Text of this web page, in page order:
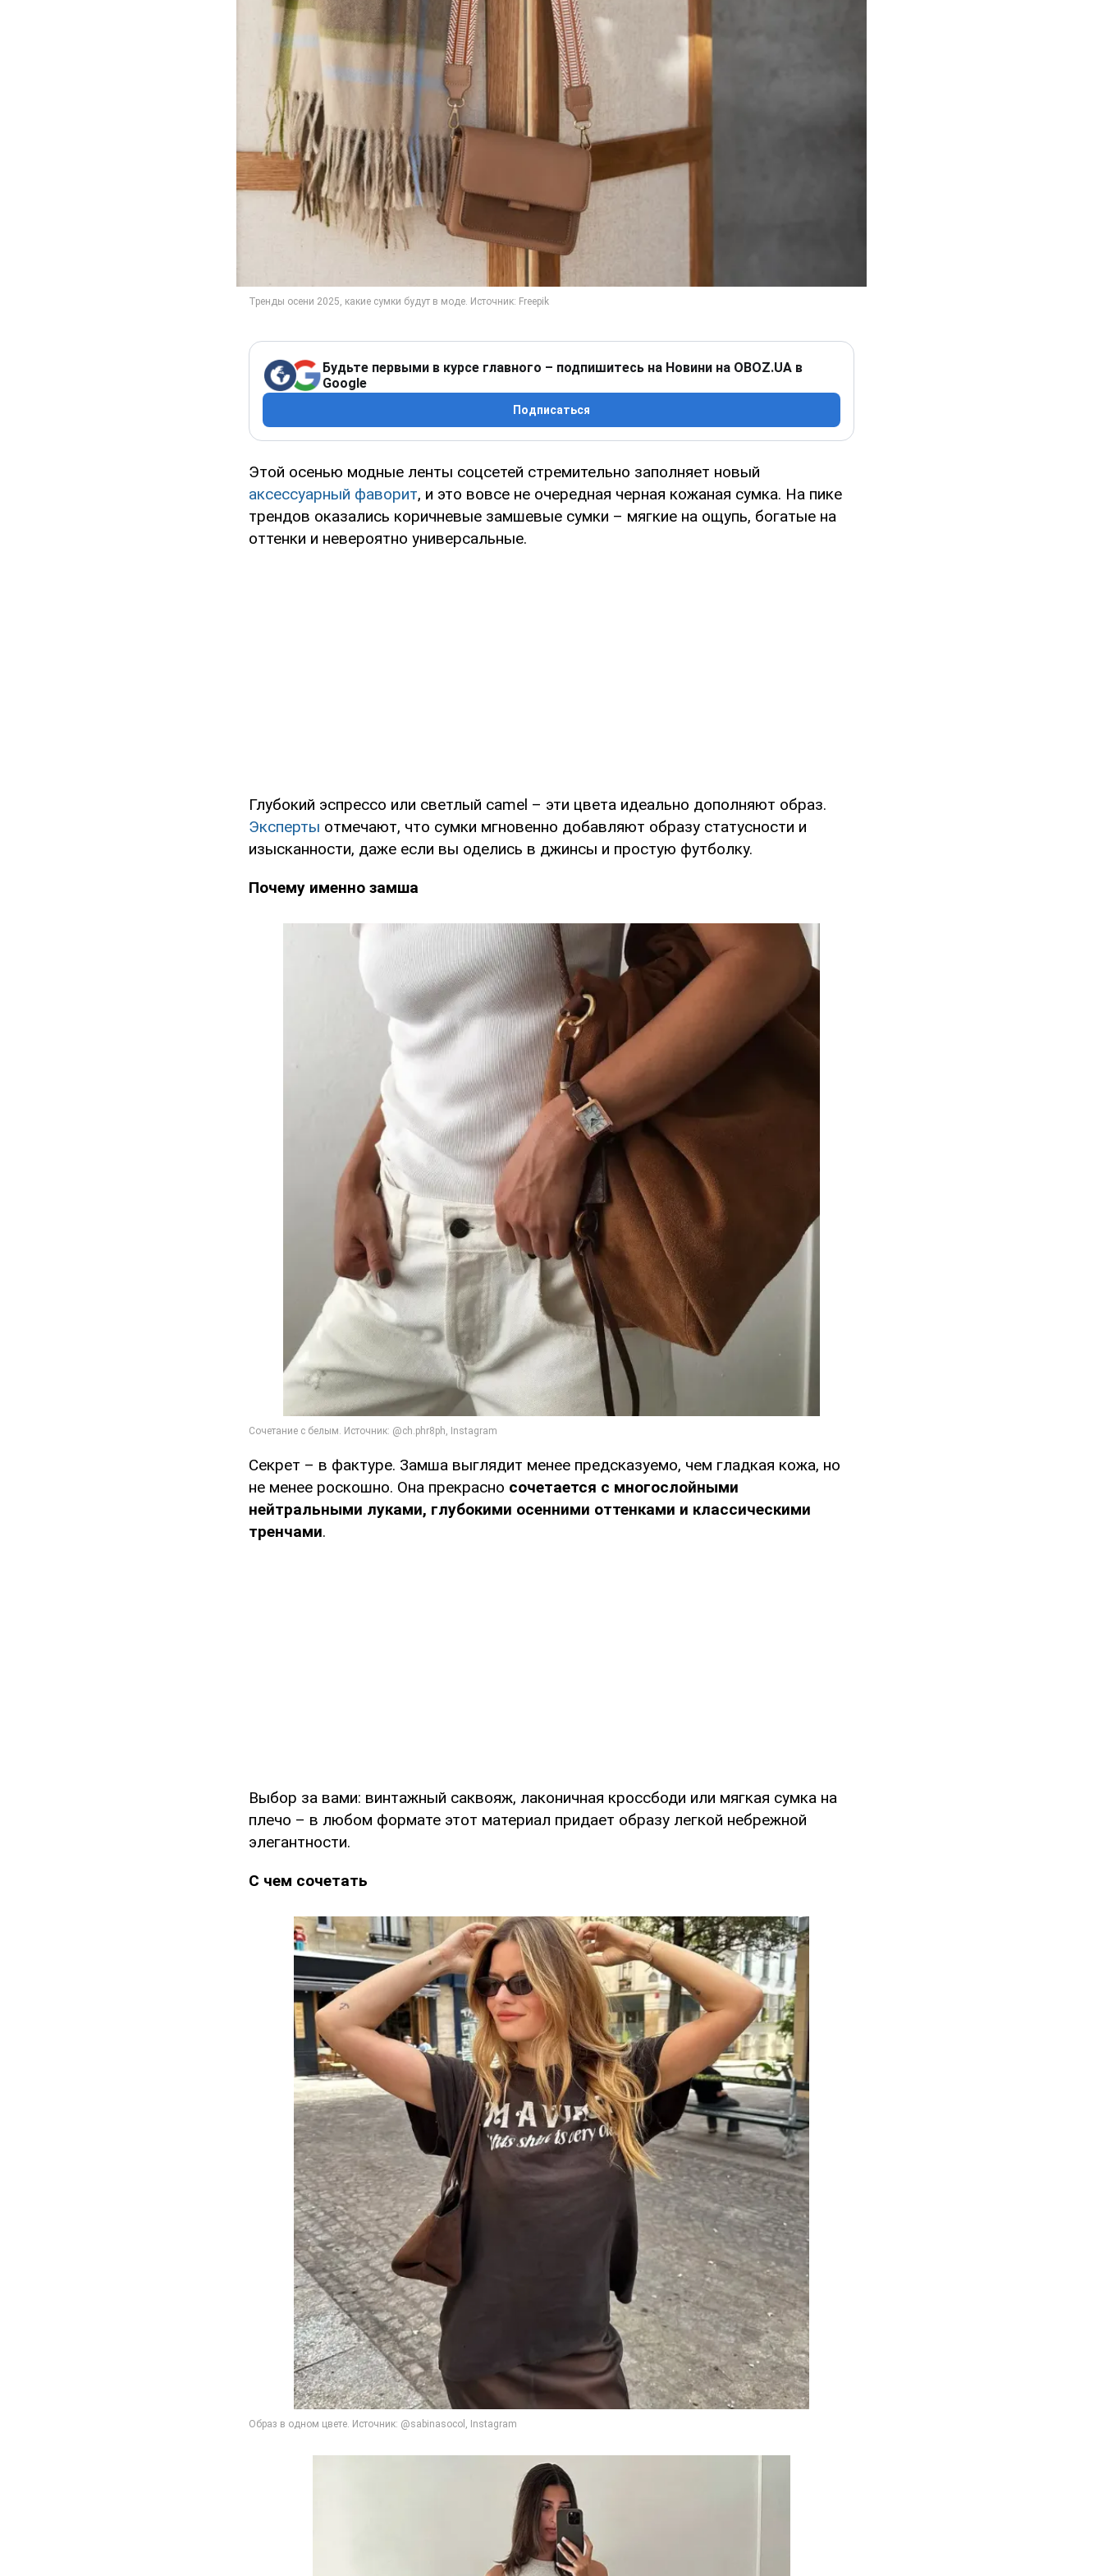
Будьте первыми в курсе главного – подпишитесь на Новини на OBOZ.UA в
Google
Подписаться
Этой осенью модные ленты соцсетей стремительно заполняет новый
аксессуарный фаворит, и это вовсе не очередная черная кожаная сумка. На пике
трендов оказались коричневые замшевые сумки – мягкие на ощупь, богатые на
оттенки и невероятно универсальные.
Глубокий эспрессо или светлый camel – эти цвета идеально дополняют образ.
Эксперты отмечают, что сумки мгновенно добавляют образу статусности и
изысканности, даже если вы оделись в джинсы и простую футболку.
Почему именно замша
Секрет – в фактуре. Замша выглядит менее предсказуемо, чем гладкая кожа, но
не менее роскошно. Она прекрасно сочетается с многослойными
нейтральными луками, глубокими осенними оттенками и классическими
тренчами.
Выбор за вами: винтажный саквояж, лаконичная кроссбоди или мягкая сумка на
плечо – в любом формате этот материал придает образу легкой небрежной
элегантности.
С чем сочетать